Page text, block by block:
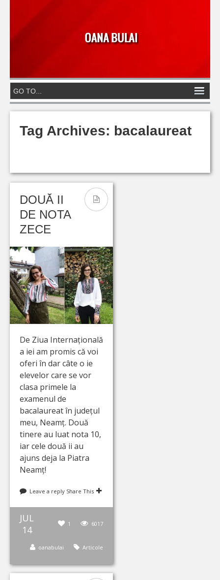
Tag Archives: bacalaureat
DOUĂ II
DE NOTA
ZECE
De Ziua Internațională
a iei am promis că voi
oferi în dar câte o ie
elevelor care se vor
clasa primele la
examenul de
bacalaureat în județul
meu, Neamț. Două
tinere au luat nota 10,
iar cele două ii au
ajuns deja la Piatra
Neamț!
Leave a reply Share This
JUL
14
6017
1
Articole
oanabulai